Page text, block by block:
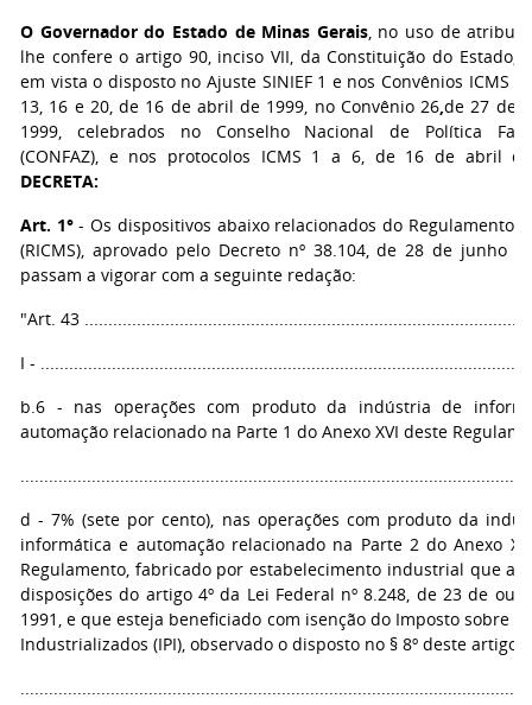
O Governador do Estado de Minas Gerais, no uso de
lhe confere o artigo 90, inciso VII, da Constituição do Estado,
em vista o disposto no Ajuste SINIEF 1 e nos Convênios ICMS 4
13, 16 e 20, de 16 de abril de 1999, no Convênio 26,de 27 de
1999, celebrados no Conselho Nacional de Política
(CONFAZ), e nos protocolos ICMS 1 a 6, de 16 de abril
DECRETA:
Art. 1°- Os dispositivos abaixo relacionados do Regulamento
(RICMS), aprovado pelo Decreto nº 38.104, de 28 de junho
passam a vigorar com a seguinte redação:
"Art. 43
I -
b.6 - nas operações com produto da indústria de
automação relacionado na Parte 1 do Anexo XVI deste
d - 7% (sete por cento), nas operações com produto da
informática e automação relacionado na Parte 2 do Anexo
Regulamento, fabricado por estabelecimento industrial que
disposições do artigo 4º da Lei Federal nº 8.248, de 23 de
1991, e que esteja beneficiado com isenção do Imposto sobre
Industrializados (IPI), observado o disposto no § 8º deste artigo;